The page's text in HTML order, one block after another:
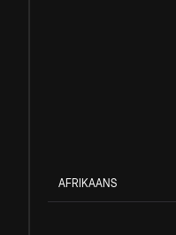
AFRIKAANS